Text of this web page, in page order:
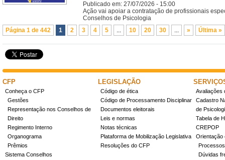
Publicado em: 27/07/2026 - 15:00
Ação vai apoiar a contratação de profissionais
Conselhos de Psicologia
Página 1 de 442
1 2 3 4 5 ... 10 20 30 ... » Última »
CFP
Conheça o CFP
Gestões
Representação nos Conselhos de
Direito
Regimento Interno
Organograma
Prêmios
Sistema Conselhos
LEGISLAÇÃO
Código de ética
Código de Processamento Disciplinar
Documentos eleitorais
Leis e normas
Notas técnicas
Plataforma de Mobilização Legislativa
Resoluções do CFP
Avaliações
Cadastro
de
Tabela de
CREPOP
Orientação
Dúvidas